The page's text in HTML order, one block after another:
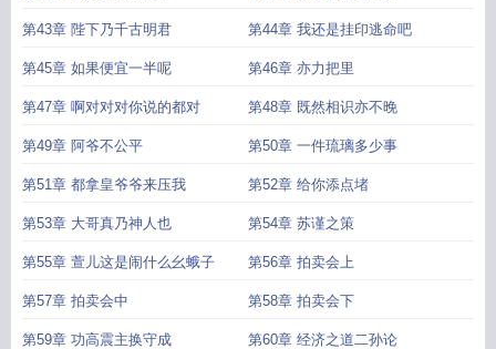
第43章 陛下乃千古明君 第44章 我还是挂印逃命吧
第45章 如果便宜一半呢 第46章 亦力把里
第47章 啊对对对你说的都对 第48章 既然相识亦不晚
第49章 阿爷不公平 第50章 一件琉璃多少事
第51章 都拿皇爷爷来压我 第52章 给你添点堵
第53章 大哥真乃神人也 第54章 苏谨之策
第55章 萱儿这是闹什么幺蛾子 第56章 拍卖会上
第57章 拍卖会中 第58章 拍卖会下
第59章 功高震主换守成 第60章 经济之道二孙论